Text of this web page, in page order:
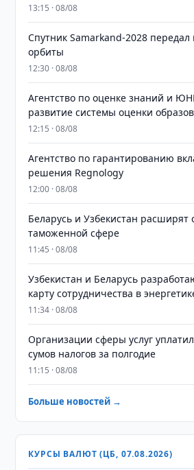
13:15 · 08/08
Спутник Samarkand-2028 передал
орбиты
12:30 · 08/08
Агентство по оценке знаний и
развитие системы оценки
12:15 · 08/08
Агентство по гарантированию
решения Regnology
12:00 · 08/08
Беларусь и Узбекистан расширят
таможенной сфере
11:45 · 08/08
Узбекистан и Беларусь
карту сотрудничества в
11:34 · 08/08
Организации сферы услуг
сумов налогов за полгодие
11:15 · 08/08
Больше новостей →
КУРСЫ ВАЛЮТ (ЦБ, 07.08.2026)